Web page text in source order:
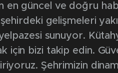
en güncel ve doğru
gelişmeleri
sunuyor.
bizi takip edin.
Şehrimizin